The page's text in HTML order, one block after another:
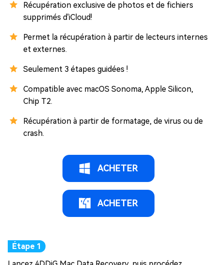
Récupération exclusive de photos et de fichiers
supprimés d'iCloud!
Permet la récupération à partir de lecteurs internes
et externes.
Seulement 3 étapes guidées !
Compatible avec macOS Sonoma, Apple Silicon,
Chip T2.
Récupération à partir de formatage, de virus ou de
crash.
ACHETER
ACHETER